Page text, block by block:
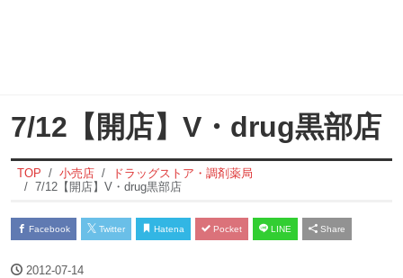
7/12【開店】V・drug黒部店
TOP 小売店
ドラッグストア・調剤薬局
7/12【開店】V・drug黒部店
Facebook Twitter Hatena Pocket LINE Share
2012-07-14